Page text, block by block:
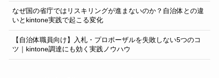
なぜ国の省庁ではリスキリングが進まないのか？自治体との違
いとkintone実践で起こる変化
【自治体職員向け】入札・プロポーザルを失敗しない5つのコ
ツ｜kintone調達にも効く実践ノウハウ